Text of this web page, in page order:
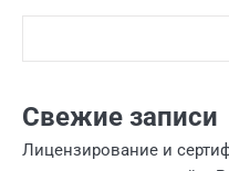
Свежие записи
Лицензирование и